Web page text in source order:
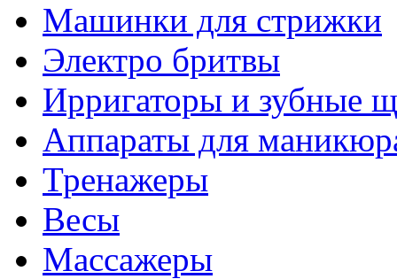
Машинки для стрижки
Электро бритвы
Ирригаторы и зубные
Аппараты для
Тренажеры
Весы
Массажеры